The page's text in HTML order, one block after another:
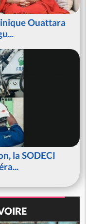
Ouattara
la SODECI